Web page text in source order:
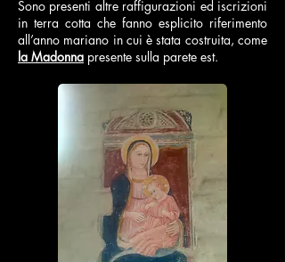
Sono presenti altre raffigurazioni ed iscrizioni
in terra cotta che fanno esplicito riferimento
all’anno mariano in cui è stata costruita, come
la Madonna presente sulla parete est.